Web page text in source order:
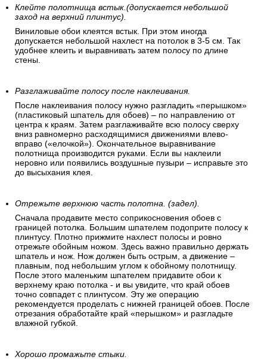
Клейте полотнища встык.(допускается небольшой
заход на верхний плинтус).
Виниловые обои клеятся встык. При этом иногда
допускается небольшой нахлест на потолок в 3-5 см. Так
удобнее клеить и выравнивать затем полосу по длине
стены.
Разглаживайте полосу после наклеивания.
После наклеивания полосу нужно разгладить «перышком»
(пластиковый шпатель для обоев) – по направлению от
центра к краям. Затем разглаживайте всю полосу сверху
вниз равномерно расходящимися движениями влево-
вправо («елочкой»). Окончательное выравнивание
полотнища производится руками. Если вы наклеили
неровно или появились воздушные пузыри – исправьте это
до высыхания клея.
Отрежьте верхнюю часть полотна. (задел).
Сначала продавите место соприкосновения обоев с
границей потолка. Большим шпателем подоприте полосу к
плинтусу. Плотно прижмите нахлест полосы и ровно
отрежьте обойным ножом. Здесь важно правильно держать
шпатель и нож. Нож должен быть острым, а движение –
плавным, под небольшим углом к обойному полотнищу.
После этого маленьким шпателем придавите обои к
верхнему краю потолка - и вы увидите, что край обоев
точно совпадет с плинтусом. Эту же операцию
рекомендуется проделать с нижней границей обоев. После
отрезания обработайте край «перышком» и разгладьте
влажной губкой.
Хорошо промажьте стыки.